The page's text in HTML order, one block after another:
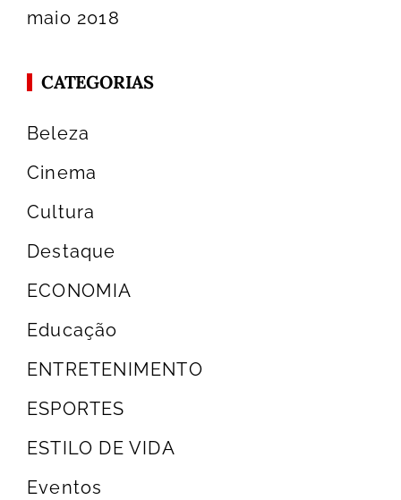
maio 2018
CATEGORIAS
Beleza
Cinema
Cultura
Destaque
ECONOMIA
Educação
ENTRETENIMENTO
ESPORTES
ESTILO DE VIDA
Eventos